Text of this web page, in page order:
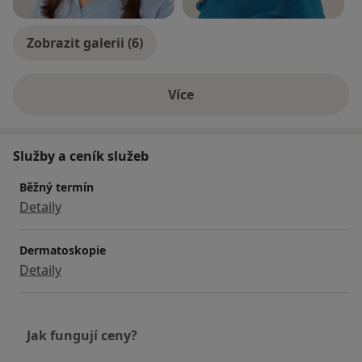
Zobrazit galerii (6)
Víceo zkušenostech
Služby a ceník služeb
Běžný termín
Detaily
Dermatoskopie
Detaily
Jak fungují ceny?